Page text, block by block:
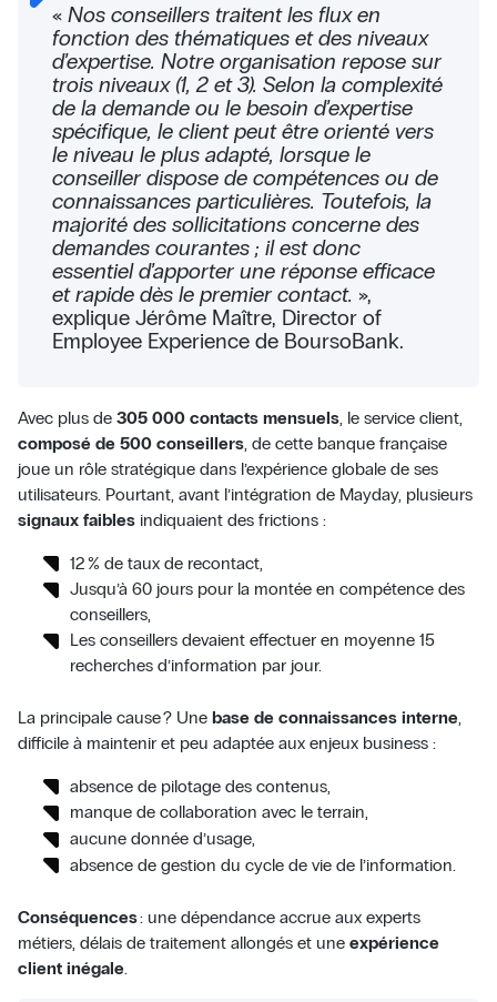
«Nos conseillers traitent les flux en
fonction des thématiques et des niveaux
d’expertise. Notre organisation repose sur
trois niveaux (1, 2 et 3). Selon la complexité
de la demande ou le besoin d’expertise
spécifique, le client peut être orienté vers
le niveau le plus adapté, lorsque le
conseiller dispose de compétences ou de
connaissances particulières. Toutefois, la
majorité des sollicitations concerne des
demandes courantes ; il est donc
essentiel d’apporter une réponse efficace
et rapide dès le premier contact. »,
explique Jérôme Maître, Director of
Employee Experience de BoursoBank.
Avec plus de 305 000 contacts mensuels, le service client,
composé de 500 conseillers, de cette banque française
joue un rôle stratégique dans l’expérience globale de ses
utilisateurs. Pourtant, avant l’intégration de Mayday, plusieurs
signaux faiblesindiquaient des frictions :
12 % de taux de recontact,
Jusqu’à 60 jours pour la montée en compétence des
conseillers,
Les conseillers devaient effectuer en moyenne 15
recherches d’information par jour.
La principale cause ? Une base de connaissances interne,
difficile à maintenir et peu adaptée aux enjeux business :
absence de pilotage des contenus,
manque de collaboration avec le terrain,
aucune donnée d’usage,
absence de gestion du cycle de vie de l’information.
Conséquences: une dépendance accrue aux experts
métiers, délais de traitement allongés et une expérience
client inégale.